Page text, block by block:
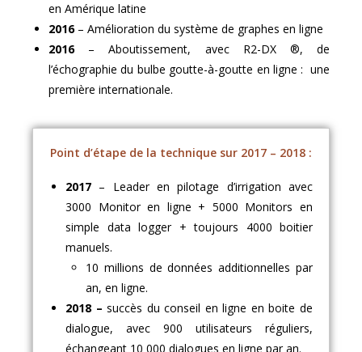
en Amérique latine
2016– Amélioration du système de graphes en ligne
2016– Aboutissement, avec R2-DX ®, de
l’échographie du bulbe goutte-à-goutte en ligne : une
première internationale.
Point d’étape de la technique sur 2017 – 2018 :
2017 – Leader en pilotage d’irrigation avec
3000 Monitor en ligne + 5000 Monitors en
simple data logger + toujours 4000 boitier
manuels.
10 millions de données additionnelles par
an, en ligne.
2018 –succès du conseil en ligne en boite de
dialogue, avec 900 utilisateurs réguliers,
échangeant 10 000 dialogues en ligne par an.